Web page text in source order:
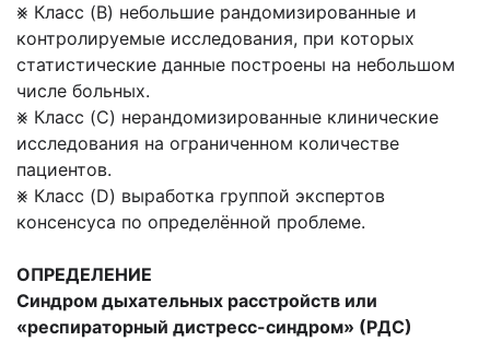
⨳ Класс (B) небольшие рандомизированные и
контролируемые исследования, при которых
статистические данные построены на небольшом
числе больных.
⨳ Класс (C) нерандомизированные клинические
исследования на ограниченном количестве
пациентов.
⨳ Класс (D) выработка группой экспертов
консенсуса по определённой проблеме.
ОПРЕДЕЛЕНИЕ
Синдром дыхательных расстройств или
«респираторный дистресс-синдром» (РДС)